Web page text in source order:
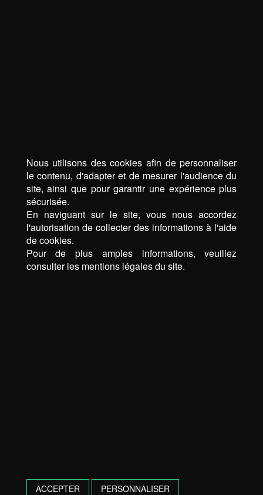
Nous utilisons des cookies afin de personnaliser
le contenu, d'adapter et de mesurer l'audience du
site, ainsi que pour garantir une expérience plus
sécurisée.
En naviguant sur le site, vous nous accordez
l'autorisation de collecter des informations à l'aide
de cookies.
Pour de plus amples informations, veuillez
consulter les mentions légales du site.
ACCEPTER PERSONNALISER